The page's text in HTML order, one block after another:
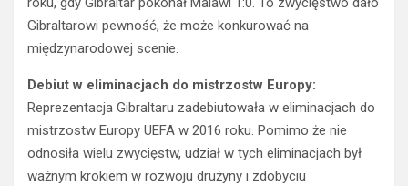
Gibraltarowi pewność, że może konkurować na
międzynarodowej scenie.
Debiut w eliminacjach do mistrzostw Europy:
Reprezentacja Gibraltaru zadebiutowała w eliminacjach do
mistrzostw Europy UEFA w 2016 roku. Pomimo że nie
odnosiła wielu zwycięstw, udział w tych eliminacjach był
ważnym krokiem w rozwoju drużyny i zdobyciu